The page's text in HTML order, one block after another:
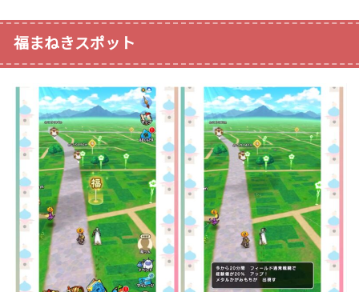
福まねきスポット